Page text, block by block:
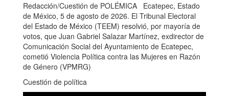
Redacción/Cuestión de POLÉMICA Ecatepec, Estado
de México, 5 de agosto de 2026. El Tribunal Electoral
del Estado de México (TEEM) resolvió, por mayoría de
votos, que Juan Gabriel Salazar Martínez, exdirector de
Comunicación Social del Ayuntamiento de Ecatepec,
cometió Violencia Política contra las Mujeres en Razón
de Género (VPMRG)
Cuestión de política